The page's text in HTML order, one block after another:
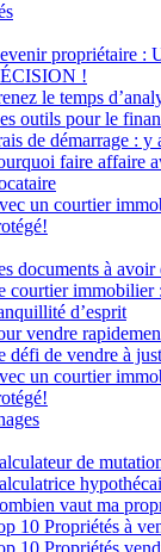
propriétaire
!
le temps
outils pour le
de démarrage : y
faire affaire
un courtier
documents à avoir
courtier immobilier
d’esprit
vendre
défi de vendre à
un courtier
de
vaut ma
10 Propriétés à